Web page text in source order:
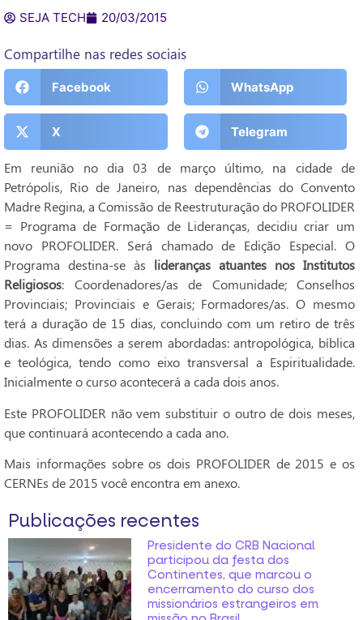
SEJA TECH 20/03/2015
Compartilhe nas redes sociais
Facebook WhatsApp
X Telegram
Em reunião no dia 03 de março último, na cidade de
Petrópolis, Rio de Janeiro, nas dependências do Convento
Madre Regina, a Comissão de Reestruturação do PROFOLIDER
= Programa de Formação de Lideranças, decidiu criar um
novo PROFOLIDER. Será chamado de Edição Especial. O
Programa destina-se às lideranças atuantes nos Institutos
Religiosos: Coordenadores/as de Comunidade; Conselhos
Provinciais; Provinciais e Gerais; Formadores/as. O mesmo
terá a duração de 15 dias, concluindo com um retiro de três
dias. As dimensões a serem abordadas: antropológica, bíblica
e teológica, tendo como eixo transversal a Espiritualidade.
Inicialmente o curso acontecerá a cada dois anos.
Este PROFOLIDER não vem substituir o outro de dois meses,
que continuará acontecendo a cada ano.
Mais informações sobre os dois PROFOLIDER de 2015 e os
CERNEs de 2015 você encontra em anexo.
Publicações recentes
Presidente do CRB Nacional
participou da festa dos
Continentes, que marcou o
encerramento do curso dos
missionários estrangeiros em